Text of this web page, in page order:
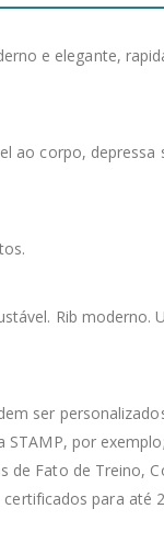
e elegante,
ao corpo,
Rib moderno.
ser
por
Fato de Treino,
para até